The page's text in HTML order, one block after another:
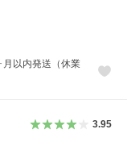
月以内発送（休業
3.95